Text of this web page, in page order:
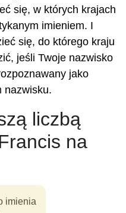
się, w których krajach
imieniem. I
się, do którego kraju
jeśli Twoje nazwisko
jako
nazwisku.
liczbą
na
imienia